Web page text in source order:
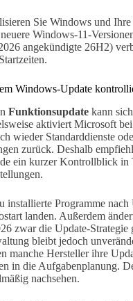
Sie Windows und
Windows-11-
angekündigte 26H2)
Windows-Update
Funktionsupdate kann
aktiviert Microsoft
wieder Standarddienste
zurück. Deshalb
ein kurzer Kontrollblick in
installierte Programme nach
landen. Außerdem
zwar die Update-Strategie
bleibt jedoch
manche Hersteller ihre
in die Aufgabenplanung.
nachsehen.